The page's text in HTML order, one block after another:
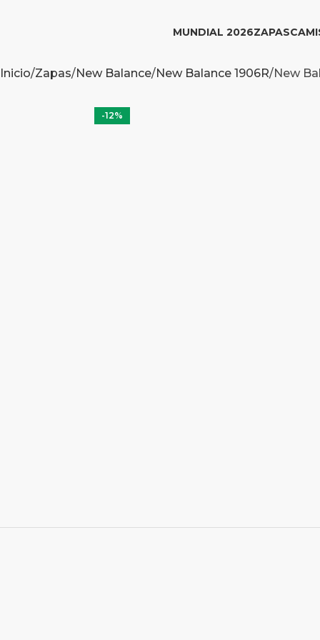
MUNDIAL 2026ZAPAS
Inicio Zapas New Balance New Balance 1906R New
-12%